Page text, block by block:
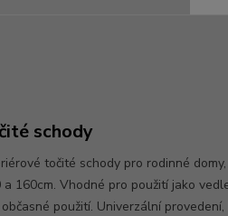
schody
točité schody pro rodinné
a 160cm. Vhodné pro použití jako
použití. Univerzální